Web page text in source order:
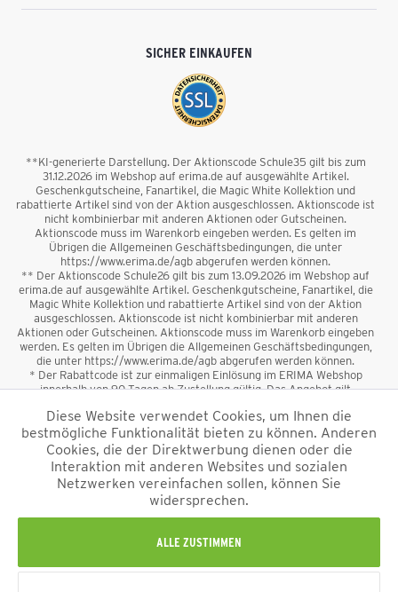
SICHER EINKAUFEN
**KI-generierte Darstellung. Der Aktionscode Schule35 gilt bis zum
31.12.2026 im Webshop auf erima.de auf ausgewählte Artikel.
Geschenkgutscheine, Fanartikel, die Magic White Kollektion und
rabattierte Artikel sind von der Aktion ausgeschlossen. Aktionscode ist
nicht kombinierbar mit anderen Aktionen oder Gutscheinen.
Aktionscode muss im Warenkorb eingeben werden. Es gelten im
Übrigen die Allgemeinen Geschäftsbedingungen, die unter
https://www.erima.de/agb abgerufen werden können.
** Der Aktionscode Schule26 gilt bis zum 13.09.2026 im Webshop auf
erima.de auf ausgewählte Artikel. Geschenkgutscheine, Fanartikel, die
Magic White Kollektion und rabattierte Artikel sind von der Aktion
ausgeschlossen. Aktionscode ist nicht kombinierbar mit anderen
Aktionen oder Gutscheinen. Aktionscode muss im Warenkorb eingeben
werden. Es gelten im Übrigen die Allgemeinen Geschäftsbedingungen,
die unter https://www.erima.de/agb abgerufen werden können.
* Der Rabattcode ist zur einmaligen Einlösung im ERIMA Webshop
innerhalb von 90 Tagen ab Zustellung gültig. Das Angebot gilt
sowie Geschenkgutscheine sind vom Rabatt ausgeschlossen. Der
Rabattcode ist nicht mit anderen Aktionen oder Gutscheinen
kombinierbar. Der Mindestbestellwert beträgt 50 €
*Alle Preise verstehen sich inkl. Mehrwertsteuer und zzgl.
und ggf. Nachnahmegebühren, wenn nicht anders
beschrieben.
Diese Website verwendet Cookies, um Ihnen die
bestmögliche Funktionalität bieten zu können. Anderen
Cookies, die der Direktwerbung dienen oder die
Interaktion mit anderen Websites und sozialen
Netzwerken vereinfachen sollen, können Sie
widersprechen.